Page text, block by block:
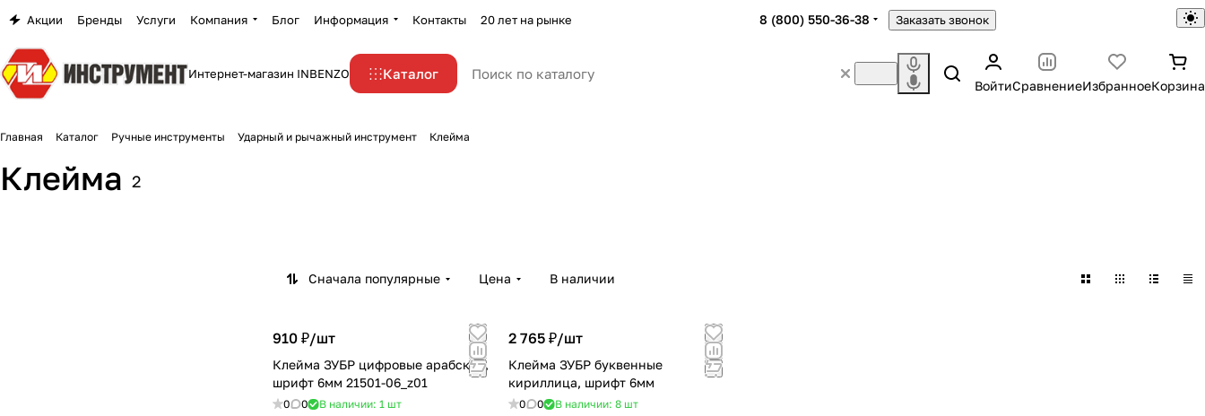
Акции Бренды Услуги Компания Блог Информация Контакты 20 лет на рынке 8 (800) 550-36-38 Заказать звонок
Интернет-магазин INBENZO Каталог
ВойтиСравнениеИзбранноеКорзина
Главная Каталог Ручные инструменты Ударный и рычажный инструмент Клейма
Клейма 2
Сначала популярные Цена В наличии
910 ₽/шт
Клейма ЗУБР цифровые арабские,
шрифт 6мм 21501-06_z01
0 0 В наличии: 1 шт
2 765 ₽/шт
Клейма ЗУБР буквенные
кириллица, шрифт 6мм
0 0 В наличии: 8 шт